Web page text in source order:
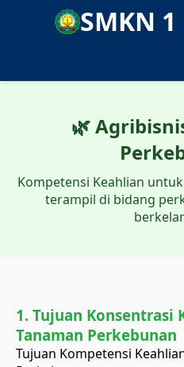
SMKN
🌿
Kompetensi Keahlian
terampil di bidang
1. Tujuan Konsentrasi
Tanaman Perkebunan
Tujuan Kompetensi